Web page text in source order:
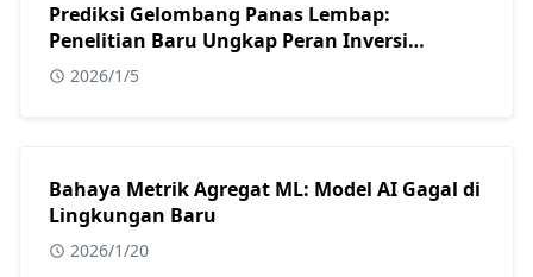
Prediksi Gelombang Panas Lembap:
Penelitian Baru Ungkap Peran Inversi
Atmosfer
2026/1/5
Bahaya Metrik Agregat ML: Model AI Gagal di
Lingkungan Baru
2026/1/20